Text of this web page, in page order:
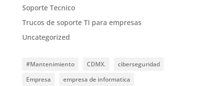
Soporte Tecnico
Trucos de soporte TI para empresas
Uncategorized
#Mantenimiento CDMX.
ciberseguridad
Empresa
empresa de informatica